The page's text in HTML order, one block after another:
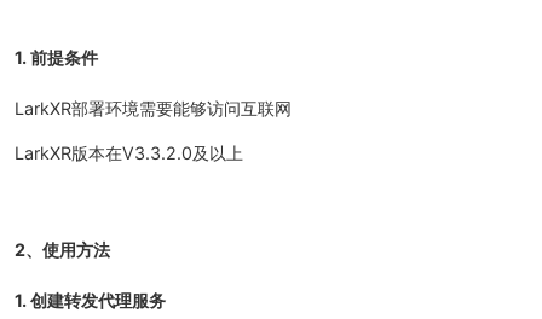
1. 前提条件
LarkXR部署环境需要能够访问互联网
LarkXR版本在V3.3.2.0及以上
2、使用方法
1. 创建转发代理服务